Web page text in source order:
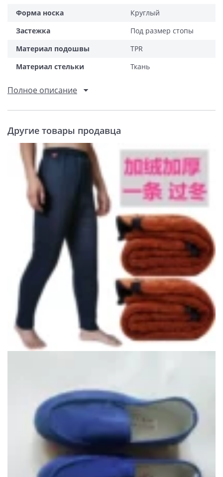
Форма носка
Круглый
Застежка
Под размер стопы
Материал подошвы
TPR
Материал стельки
Ткань
Полное описание
Другие товары продавца